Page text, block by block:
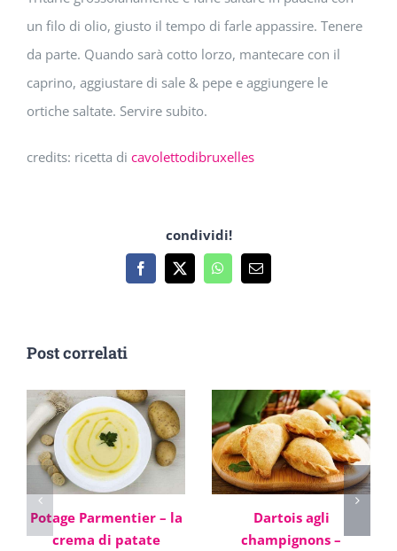
un filo di olio, giusto il tempo di farle appassire. Tenere
da parte. Quando sarà cotto lorzo, mantecare con il
caprino, aggiustare di sale & pepe e aggiungere le
ortiche saltate. Servire subito.
credits: ricetta di cavolettodibruxelles
condividi!
Facebook
X WhatsApp
Email
Post correlati
Potage Parmentier – la
crema di patate
Dartois agli
champignons –